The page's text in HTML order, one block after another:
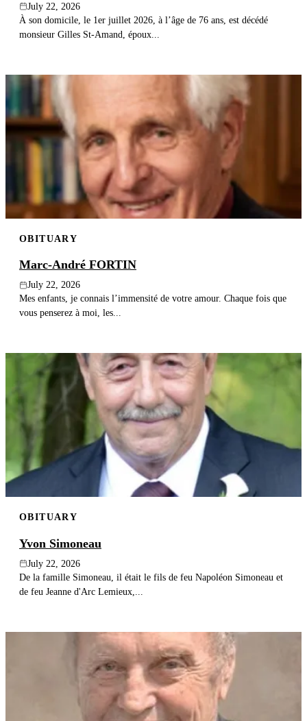
July 22, 2026
À son domicile, le 1er juillet 2026, à l’âge de 76 ans, est décédé
monsieur Gilles St-Amand, époux...
OBITUARY
Marc-André FORTIN
July 22, 2026
Mes enfants, je connais l’immensité de votre amour. Chaque fois que
vous penserez à moi, les...
OBITUARY
Yvon Simoneau
July 22, 2026
De la famille Simoneau, il était le fils de feu Napoléon Simoneau et
de feu Jeanne d'Arc Lemieux,...